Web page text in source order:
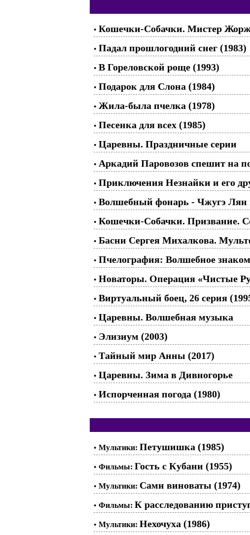
• Кошечки-Собачки. Мистер
• Падал прошлогодний снег (1983)
• В Гореловской роще (1993)
• Подарок для Слона (1984)
• Жила-была пчелка (1978)
• Песенка для всех (1985)
• Царевны. Праздничные серии
• Аркадий Паровозов спешит на
• Приключения Незнайки и его
• Волшебный фонарь - Чжугэ Лян
• Кошечки-Собачки. Призвание.
• Басни Сергея Михалкова.
• Пчелография: Волшебное
• Новаторы. Операция «Чистые
• Виртуальный боец, 26 серия
• Царевны. Волшебная музыка
• Элизиум (2003)
• Тайный мир Анны (2017)
• Царевны. Зима в Дивногорье
• Испорченная погода (1980)
• Мультики: Петушишка (1985)
• Фильмы: Гость с Кубани (1955)
• Мультики: Сами виноваты (1974)
• Фильмы: К расследованию
• Мультики: Нехочуха (1986)